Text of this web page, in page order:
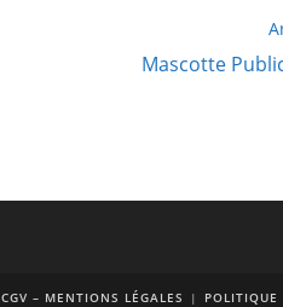
Mascotte
CGV – MENTIONS LÉGALES POLITIQUE